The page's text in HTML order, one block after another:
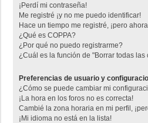
¡Perdí mi contraseña!
Me registré ¡y no me puedo identificar!
Hace un tiempo me registré, ¡pero
¿Qué es COPPA?
¿Por qué no puedo registrarme?
¿Cuál es la función de "Borrar todas las
Preferencias de usuario y
¿Cómo se puede cambiar mi
¡La hora en los foros no es correcta!
Cambié la zona horaria en mi perfil,
¡Mi idioma no está en la lista!